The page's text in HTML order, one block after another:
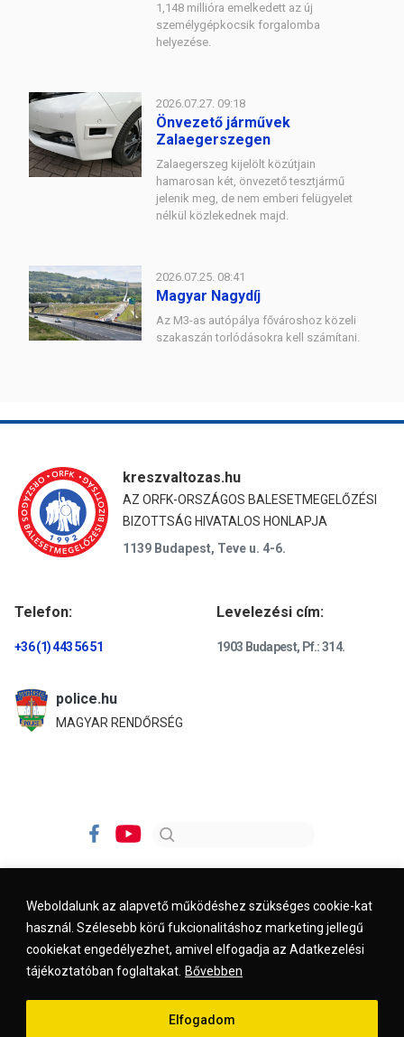
Weboldalunk az alapvető működéshez szükséges cookie-kat
használ. Szélesebb körű fukcionalitáshoz marketing jellegű
cookiekat engedélyezhet, amivel elfogadja az Adatkezelési
tájékoztatóban foglaltakat. Bővebben
Elfogadom
1,148 millióra emelkedett az új
személygépkocsik forgalomba
helyezése.
2026.07.27. 09:18
Önvezető járművek
Zalaegerszegen
Zalaegerszeg kijelölt közútjain
hamarosan két, önvezető tesztjármű
jelenik meg, de nem emberi felügyelet
nélkül közlekednek majd.
2026.07.25. 08:41
Magyar Nagydíj
Az M3-as autópálya fővároshoz közeli
szakaszán torlódásokra kell számítani.
kreszvaltozas.hu
AZ ORFK-ORSZÁGOS BALESETMEGELŐZÉSI
BIZOTTSÁG HIVATALOS HONLAPJA
1139 Budapest, Teve u. 4-6.
Telefon:
+36 (1) 443 56 51
Levelezési cím:
1903 Budapest, Pf.: 314.
police.hu
MAGYAR RENDŐRSÉG
Impresszum Kapcsolat Jogi nyilatkozat
© 2026. kreszvaltozas.hu